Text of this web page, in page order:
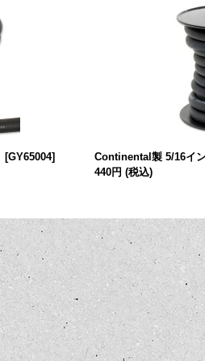
[GY65004]
Continental製 5/16イ
440円 (税込)